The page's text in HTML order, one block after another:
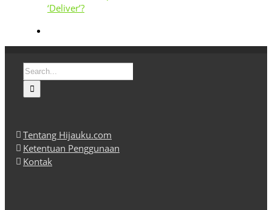
‘Deliver’?
Search
for:
Tentang Hijauku.com
Ketentuan Penggunaan
Kontak